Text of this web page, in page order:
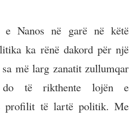
Nanos në garë në këtë
ka rënë dakord për një
më larg zanatit zullumqar
të rikthente lojën e
profilit të lartë politik. Me